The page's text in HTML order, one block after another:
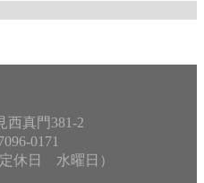
真門381-2
0171
休日 水曜日）